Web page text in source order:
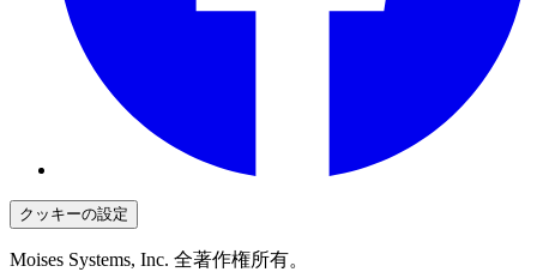
クッキーの設定
Moises Systems, Inc. 全著作権所有。